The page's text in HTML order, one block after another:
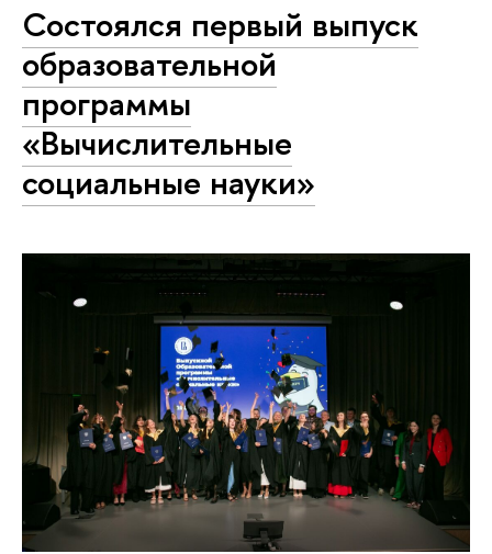
Состоялся первый выпуск
образовательной
программы
«Вычислительные
социальные науки»